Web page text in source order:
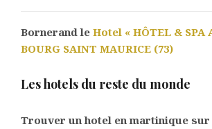
Bornerand le Hotel « HÔTEL & SPA
BOURG SAINT MAURICE (73)
Les hotels du reste du monde
Trouver un hotel en martinique sur